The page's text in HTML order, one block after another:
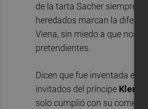
de la tarta Sacher siempre
heredados marcan la
Viena, sin miedo a que nos
pretendientes.
Dicen que fue inventada en
invitados del príncipe
solo cumplió con su